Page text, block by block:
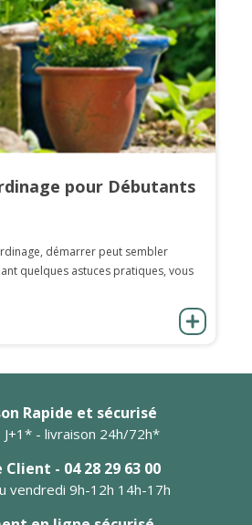
pour Débutants
démarrer peut sembler
quelques astuces pratiques, vous
Rapide et sécurisé
J+1* - livraison 24h/72h*
Client - 04 28 29 63 00
vendredi 9h-12h 14h-17h